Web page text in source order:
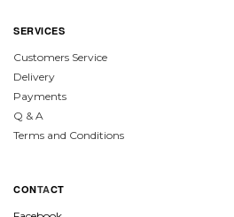
SERVICES
Customers Service
Delivery
Payments
Q & A
Terms and Conditions
CONTACT